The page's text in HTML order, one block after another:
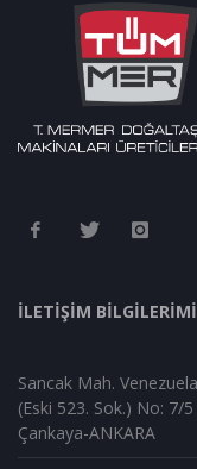
İLETİŞİM
Sancak Mah.
(Eski 523. Sok.) No: 7/5
Çankaya-ANKARA